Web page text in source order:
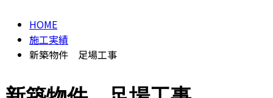
HOME
施工実績
新築物件 足場工事